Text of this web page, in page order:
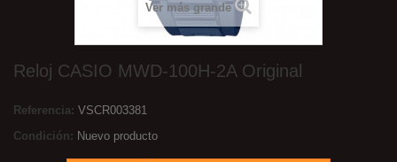
Ver más grande
Reloj CASIO MWD-100H-2A Original
Referencia: VSCR003381
Condición: Nuevo producto